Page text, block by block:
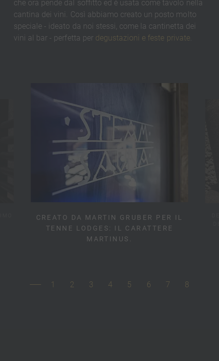
che ora pende dal soffitto ed è usata come tavolo nella
cantina dei vini. Così abbiamo creato un posto molto
speciale - ideato da noi stessi, come la cantinetta dei
vini al bar - perfetta per degustazioni e feste private.
CREATO DA MARTIN GRUBER PER IL
TENNE LODGES: IL CARATTERE
MARTINUS.
1 2 3 4 5 6 7 8